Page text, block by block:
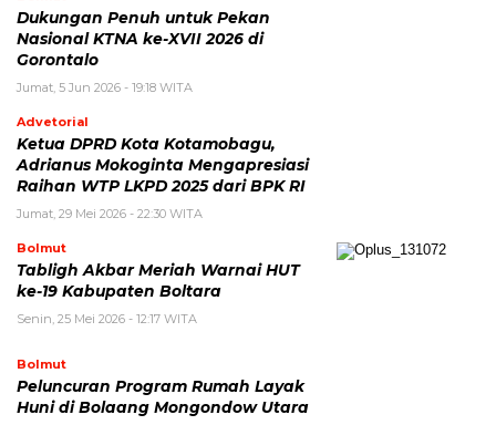
Dukungan Penuh untuk Pekan
Nasional KTNA ke-XVII 2026 di
Gorontalo
Jumat, 5 Jun 2026 - 19:18 WITA
Advetorial
Ketua DPRD Kota Kotamobagu,
Adrianus Mokoginta Mengapresiasi
Raihan WTP LKPD 2025 dari BPK RI
Jumat, 29 Mei 2026 - 22:30 WITA
Bolmut
Tabligh Akbar Meriah Warnai HUT
ke-19 Kabupaten Boltara
Senin, 25 Mei 2026 - 12:17 WITA
Bolmut
Peluncuran Program Rumah Layak
Huni di Bolaang Mongondow Utara